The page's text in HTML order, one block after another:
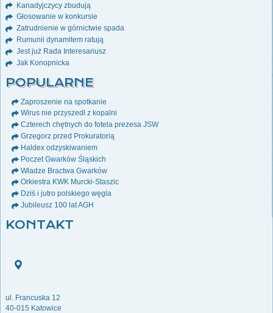
Kanadyjczycy zbudują
Głosowanie w konkursie
Zatrudnienie w górnictwie spada
Rumunii dynamitem ratują
Jest już Rada Interesariusz
Jak Konopnicka
POPULARNE
Zaproszenie na spotkanie
Wirus nie przyszedł z kopalni
Czterech chętnych do fotela prezesa JSW
Grzegorz przed Prokuratorią
Haldex odzyskiwaniem
Poczet Gwarków Śląskich
Władze Bractwa Gwarków
Orkiestra KWK Murcki-Staszic
Dziś i jutro polskiego węgla
Jubileusz 100 lat AGH
KONTAKT
ul. Francuska 12
40-015 Katowice